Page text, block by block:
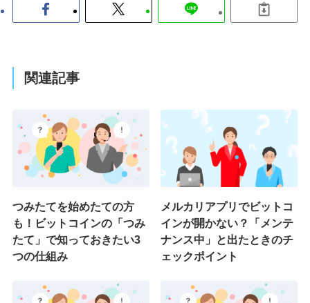
関連記事
つみたてを始めたての方
も！ビットコインの「つみ
たて」で知っておきたい3
つの仕組み
メルカリアプリでビットコ
インが開かない？「メンテ
ナンス中」と出たときのチ
ェックポイント